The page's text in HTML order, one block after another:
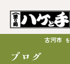
古河市
ブログ